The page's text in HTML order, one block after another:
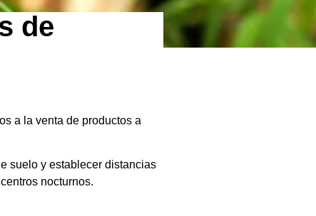
de
a la venta de productos a
suelo y establecer distancias
nocturnos.